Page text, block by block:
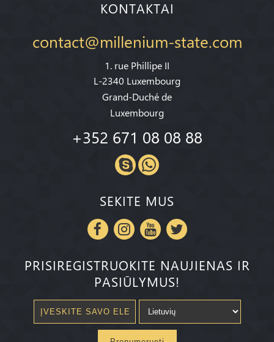
KONTAKTAI
contact@millenium-state.com
1. rue Phillipe II
L-2340 Luxembourg
Grand-Duché de
Luxembourg
+352 671 08 08 88
SEKITE MUS
PRISIREGISTRUOKITE NAUJIENAS IR
PASIŪLYMUS!